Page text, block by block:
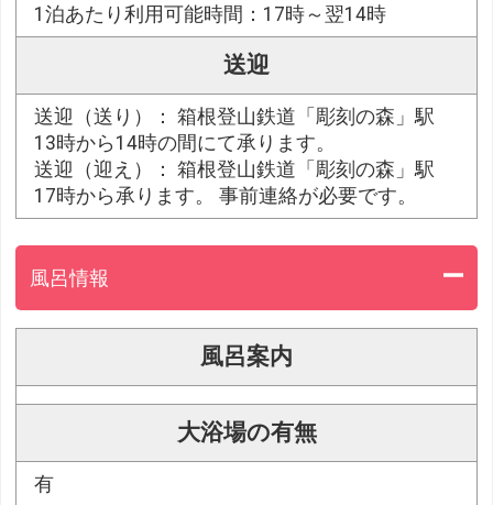
1泊あたり利用可能時間：17時～翌14時
送迎
送迎（送り）： 箱根登山鉄道「彫刻の森」駅
13時から14時の間にて承ります。
送迎（迎え）： 箱根登山鉄道「彫刻の森」駅
17時から承ります。 事前連絡が必要です。
風呂情報
風呂案内
大浴場の有無
有